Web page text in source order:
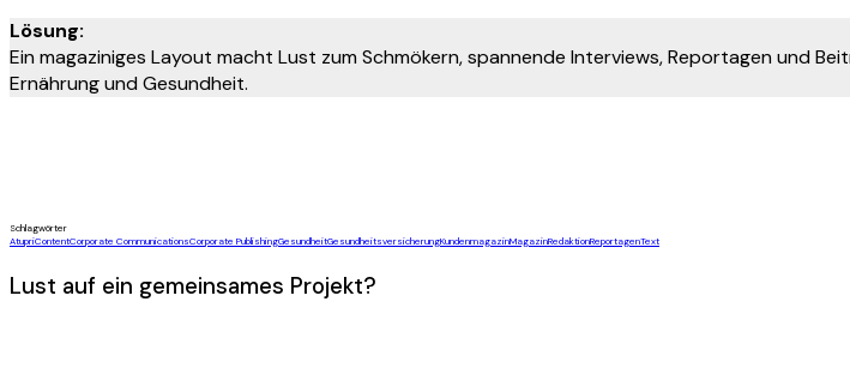
Lösung:
Ein magaziniges Layout macht Lust zum Schmökern, spannende Interviews, Reportagen und
Ernährung und Gesundheit.
Schlagwörter
AtupriContentCorporate CommunicationsCorporate PublishingGesundheitGesundheitsversicherungKundenmagazinMagazinRedaktionReportagenText
Lust auf ein gemeinsames Projekt?